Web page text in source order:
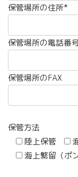
保管場所の住所*
保管場所の電話番
保管場所のFAX
保管方法
陸上保管
海上繁留（ポ